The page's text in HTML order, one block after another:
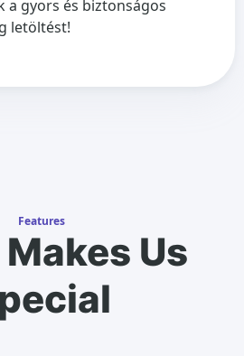
a gyors és biztonságos
letöltést!
Features
Us